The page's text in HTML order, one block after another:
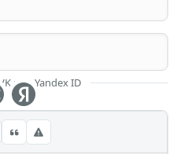
или Yandex ID